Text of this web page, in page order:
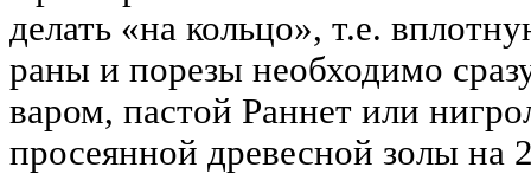
делать «на кольцо», т.е.
раны и порезы необходимо
варом, пастой Раннет или
просеянной древесной золы на